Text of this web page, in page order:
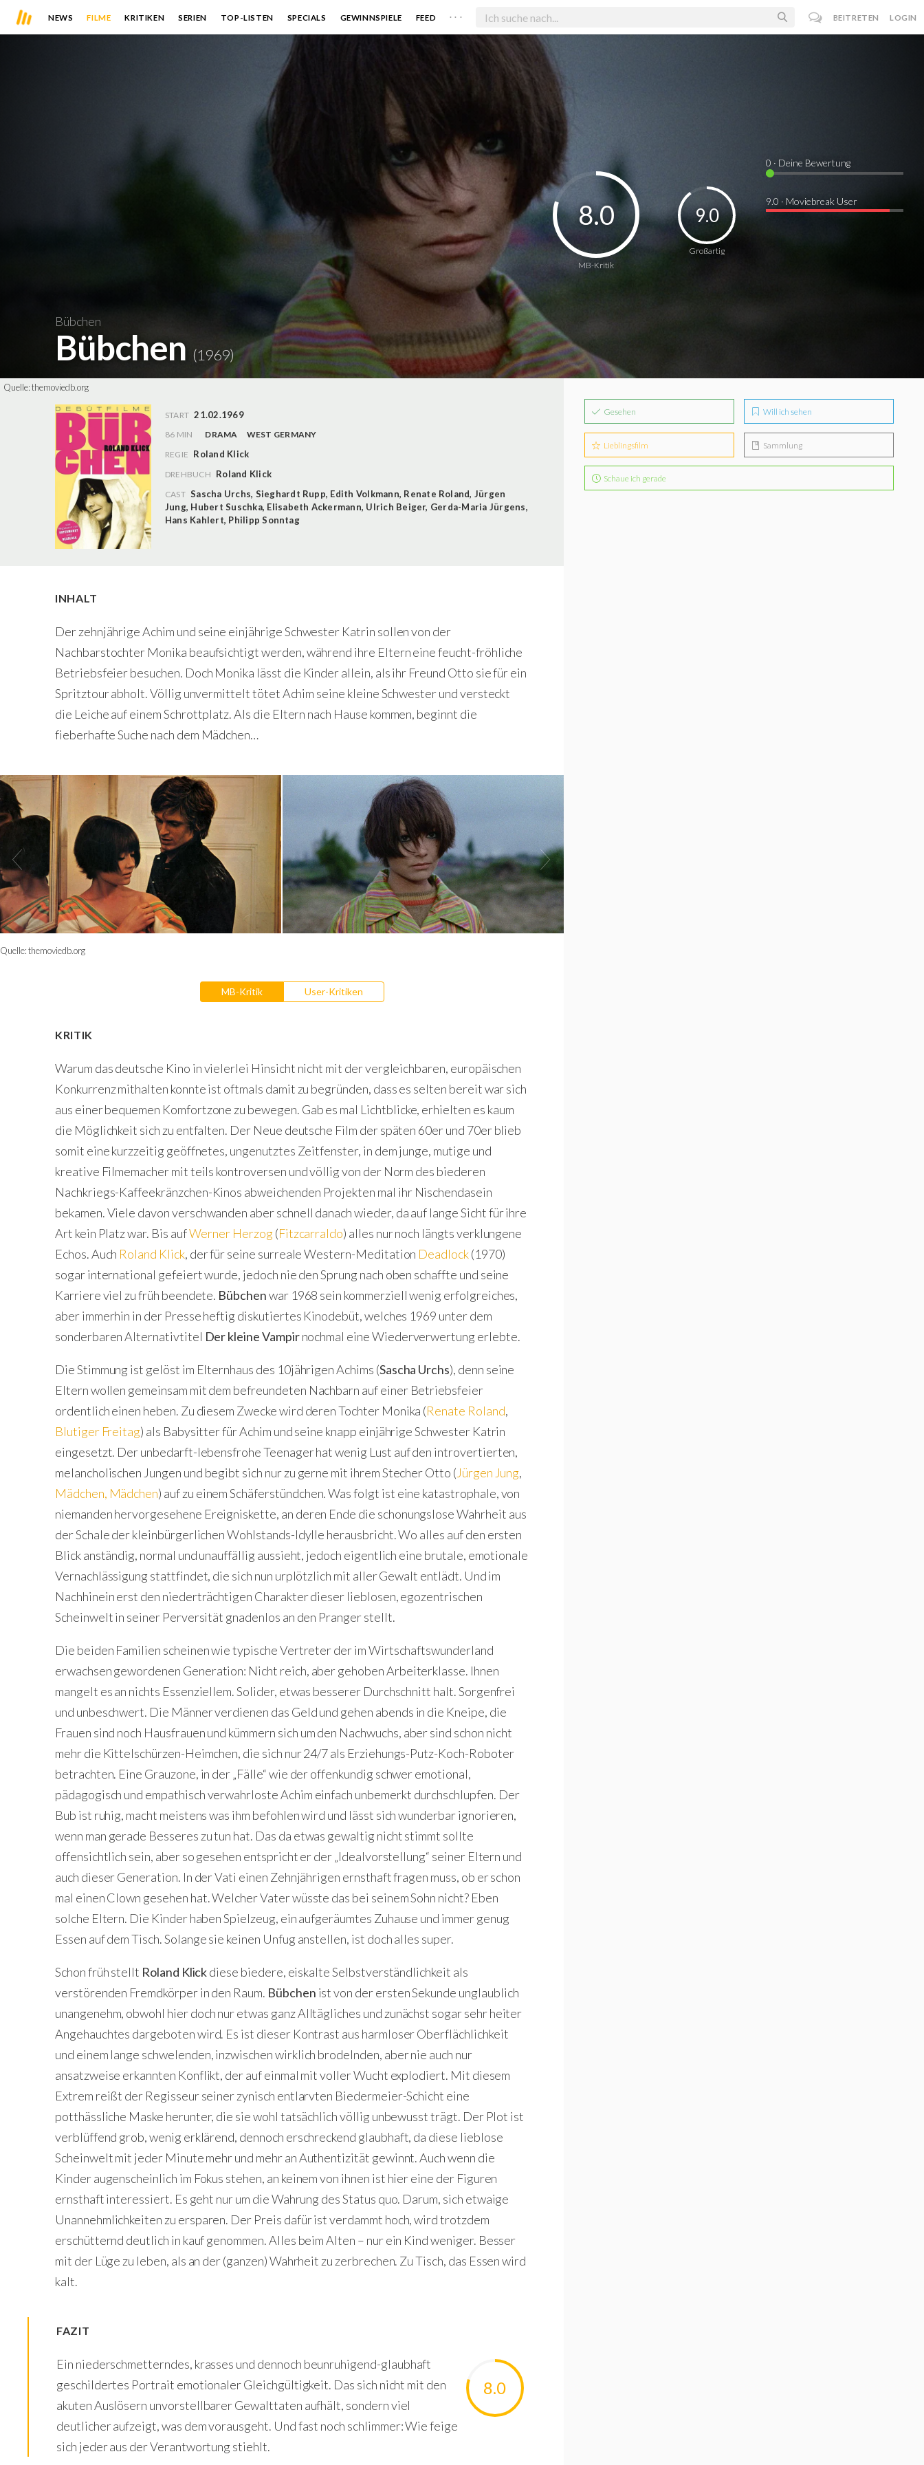
NEWS FILME KRITIKEN SERIEN TOP-LISTEN SPECIALS GEWINNSPIELE FEED . . . BEITRETEN LOGIN
Bübchen
Bübchen (1969)
MB-Kritik
8.0
Großartig
9.0
0 · Deine Bewertung
9.0 · Moviebreak User
Quelle:themoviedb.org
START 21.02.1969
86 MIN DRAMA
WEST GERMANY
REGIE Roland Klick
DREHBUCH Roland Klick
CAST Sascha Urchs, Sieghardt Rupp, Edith Volkmann, Renate Roland, Jürgen
Jung, Hubert Suschka, Elisabeth Ackermann, Ulrich Beiger, Gerda-Maria Jürgens,
Hans Kahlert, Philipp Sonntag
INHALT
Der zehnjährige Achim und seine einjährige Schwester Katrin sollen von der
Nachbarstochter Monika beaufsichtigt werden, während ihre Eltern eine feucht-fröhliche
Betriebsfeier besuchen. Doch Monika lässt die Kinder allein, als ihr Freund Otto sie für ein
Spritztour abholt. Völlig unvermittelt tötet Achim seine kleine Schwester und versteckt
die Leiche auf einem Schrottplatz. Als die Eltern nach Hause kommen, beginnt die
fieberhafte Suche nach dem Mädchen…
Quelle:themoviedb.org
MB-Kritik User-Kritiken
KRITIK
Warum das deutsche Kino in vielerlei Hinsicht nicht mit der vergleichbaren, europäischen
Konkurrenz mithalten konnte ist oftmals damit zu begründen, dass es selten bereit war sich
aus einer bequemen Komfortzone zu bewegen. Gab es mal Lichtblicke, erhielten es kaum
die Möglichkeit sich zu entfalten. Der Neue deutsche Film der späten 60er und 70er blieb
somit eine kurzzeitig geöffnetes, ungenutztes Zeitfenster, in dem junge, mutige und
kreative Filmemacher mit teils kontroversen und völlig von der Norm des biederen
Nachkriegs-Kaffeekränzchen-Kinos abweichenden Projekten mal ihr Nischendasein
bekamen. Viele davon verschwanden aber schnell danach wieder, da auf lange Sicht für ihre
Art kein Platz war. Bis aufWerner Herzog(Fitzcarraldo) alles nur noch längts verklungene
Echos. Auch Roland Klick, der für seine surreale Western-Meditation Deadlock(1970)
sogar international gefeiert wurde, jedoch nie den Sprung nach oben schaffte und seine
Karriere viel zu früh beendete. Bübchenwar 1968 sein kommerziell wenig erfolgreiches,
aber immerhin in der Presse heftig diskutiertes Kinodebüt, welches 1969 unter dem
sonderbaren Alternativtitel Der kleine Vampirnochmal eine Wiederverwertung erlebte.
Die Stimmung ist gelöst im Elternhaus des 10jährigen Achims (Sascha Urchs), denn seine
Eltern wollen gemeinsam mit dem befreundeten Nachbarn auf einer Betriebsfeier
ordentlich einen heben. Zu diesem Zwecke wird deren Tochter Monika (Renate Roland,
Blutiger Freitag) als Babysitter für Achim und seine knapp einjährige Schwester Katrin
eingesetzt. Der unbedarft-lebensfrohe Teenager hat wenig Lust auf den introvertierten,
melancholischen Jungen und begibt sich nur zu gerne mit ihrem Stecher Otto (Jürgen Jung,
Mädchen, Mädchen) auf zu einem Schäferstündchen. Was folgt ist eine katastrophale, von
niemanden hervorgesehene Ereigniskette, an deren Ende die schonungslose Wahrheit aus
der Schale der kleinbürgerlichen Wohlstands-Idylle herausbricht. Wo alles auf den ersten
Blick anständig, normal und unauffällig aussieht, jedoch eigentlich eine brutale, emotionale
Vernachlässigung stattfindet, die sich nun urplötzlich mit aller Gewalt entlädt. Und im
Nachhinein erst den niederträchtigen Charakter dieser lieblosen, egozentrischen
Scheinwelt in seiner Perversität gnadenlos an den Pranger stellt.
Die beiden Familien scheinen wie typische Vertreter der im Wirtschaftswunderland
erwachsen gewordenen Generation: Nicht reich, aber gehoben Arbeiterklasse. Ihnen
mangelt es an nichts Essenziellem. Solider, etwas besserer Durchschnitt halt. Sorgenfrei
und unbeschwert. Die Männer verdienen das Geld und gehen abends in die Kneipe, die
Frauen sind noch Hausfrauen und kümmern sich um den Nachwuchs, aber sind schon nicht
mehr die Kittelschürzen-Heimchen, die sich nur 24/7 als Erziehungs-Putz-Koch-Roboter
betrachten. Eine Grauzone, in der „Fälle“ wie der offenkundig schwer emotional,
pädagogisch und empathisch verwahrloste Achim einfach unbemerkt durchschlupfen. Der
Bub ist ruhig, macht meistens was ihm befohlen wird und lässt sich wunderbar ignorieren,
wenn man gerade Besseres zu tun hat. Das da etwas gewaltig nicht stimmt sollte
offensichtlich sein, aber so gesehen entspricht er der „Idealvorstellung“ seiner Eltern und
auch dieser Generation. In der Vati einen Zehnjährigen ernsthaft fragen muss, ob er schon
mal einen Clown gesehen hat. Welcher Vater wüsste das bei seinem Sohn nicht? Eben
solche Eltern. Die Kinder haben Spielzeug, ein aufgeräumtes Zuhause und immer genug
Essen auf dem Tisch. Solange sie keinen Unfug anstellen, ist doch alles super.
Schon früh stellt Roland Klickdiese biedere, eiskalte Selbstverständlichkeit als
verstörenden Fremdkörper in den Raum. Bübchen ist von der ersten Sekunde unglaublich
unangenehm, obwohl hier doch nur etwas ganz Alltägliches und zunächst sogar sehr heiter
Angehauchtes dargeboten wird. Es ist dieser Kontrast aus harmloser Oberflächlichkeit
und einem lange schwelenden, inzwischen wirklich brodelnden, aber nie auch nur
ansatzweise erkannten Konflikt, der auf einmal mit voller Wucht explodiert. Mit diesem
Extrem reißt der Regisseur seiner zynisch entlarvten Biedermeier-Schicht eine
potthässliche Maske herunter, die sie wohl tatsächlich völlig unbewusst trägt. Der Plot ist
verblüffend grob, wenig erklärend, dennoch erschreckend glaubhaft, da diese lieblose
Scheinwelt mit jeder Minute mehr und mehr an Authentizität gewinnt. Auch wenn die
Kinder augenscheinlich im Fokus stehen, an keinem von ihnen ist hier eine der Figuren
ernsthaft interessiert. Es geht nur um die Wahrung des Status quo. Darum, sich etwaige
Unannehmlichkeiten zu ersparen. Der Preis dafür ist verdammt hoch, wird trotzdem
erschütternd deutlich in kauf genommen. Alles beim Alten – nur ein Kind weniger. Besser
mit der Lüge zu leben, als an der (ganzen) Wahrheit zu zerbrechen. Zu Tisch, das Essen wird
kalt.
FAZIT
8.0
Ein niederschmetterndes, krasses und dennoch beunruhigend-glaubhaft
geschildertes Portrait emotionaler Gleichgültigkeit. Das sich nicht mit den
akuten Auslösern unvorstellbarer Gewalttaten aufhält, sondern viel
deutlicher aufzeigt, was dem vorausgeht. Und fast noch schlimmer: Wie feige
sich jeder aus der Verantwortung stiehlt.
Gesehen Will ich sehen
Lieblingsfilm Sammlung
Schaue ich gerade